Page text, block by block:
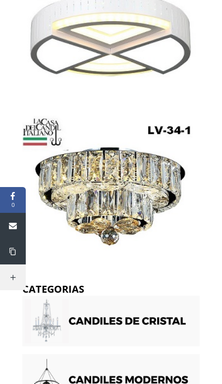
CATEGORIAS
0